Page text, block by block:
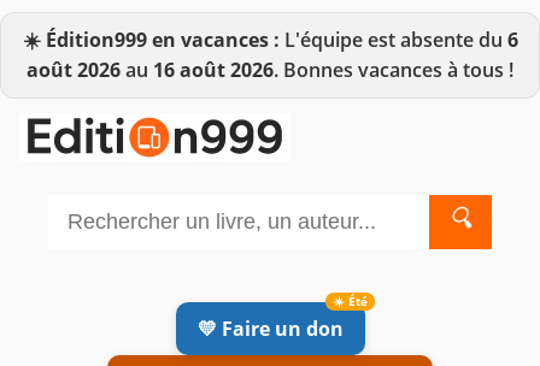
☀️ Édition999 en vacances : L'équipe est absente du 6
août 2026au 16 août 2026. Bonnes vacances à tous !
🔍
💛 Faire un don